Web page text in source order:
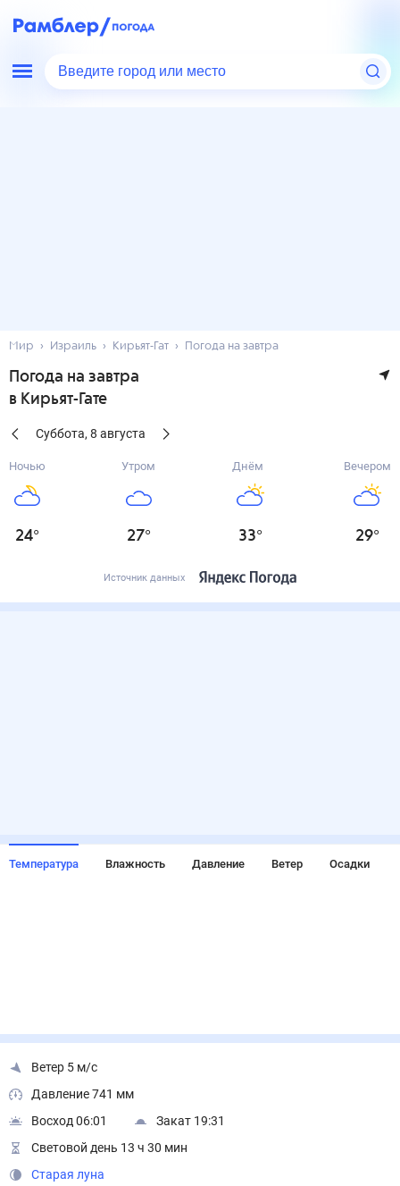
Введите город или место
Мир Израиль Кирьят-Гат Погода на завтра
Погода на завтра
в Кирьят-Гате
Суббота, 8 августа
Ночью
24°
Утром
27°
Днём
33°
Вечером
29°
Источник данных
Температура Влажность Давление Ветер Осадки
Ветер 5 м/с
Давление 741 мм
Восход 06:01
Закат 19:31
Световой день 13 ч 30 мин
Старая луна